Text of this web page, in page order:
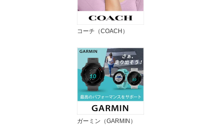
コーチ（COACH）
ガーミン（GARMIN）